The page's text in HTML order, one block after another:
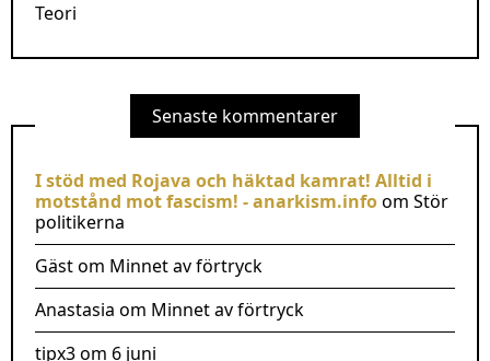
Teori
Senaste kommentarer
I stöd med Rojava och häktad kamrat! Alltid i
motstånd mot fascism! - anarkism.infoom Stör
politikerna
Gästom Minnet av förtryck
Anastasia om Minnet av förtryck
tipx3om 6 juni